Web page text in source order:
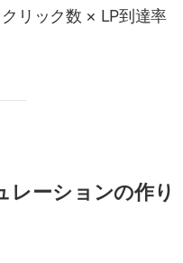
リック数 × LP到達率
レーションの作り